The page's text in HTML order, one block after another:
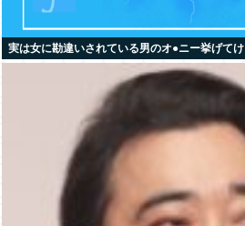
実は女に勘違いされている男のオ●ニー挙げてけ